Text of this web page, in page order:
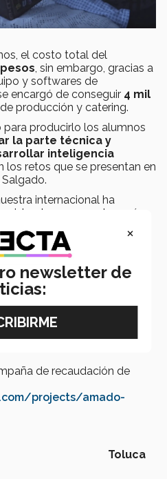
el costo total del
, sin embargo, gracias a
y softwares de
encargó de conseguir 4 mil
producción y catering.
para producirlo los alumnos
la parte técnica y
inteligencia
los retos que se presentan en
internacional ha
vislumbren proyectos más
a otras personas a hacerlo,
diario”, dijo José Carlos
encuentra trabajando en
cortometraje
tendrá más duración,
actores, efectos visuales y
de recaudación de
projects/amado-
Toluca
×
newsletter de